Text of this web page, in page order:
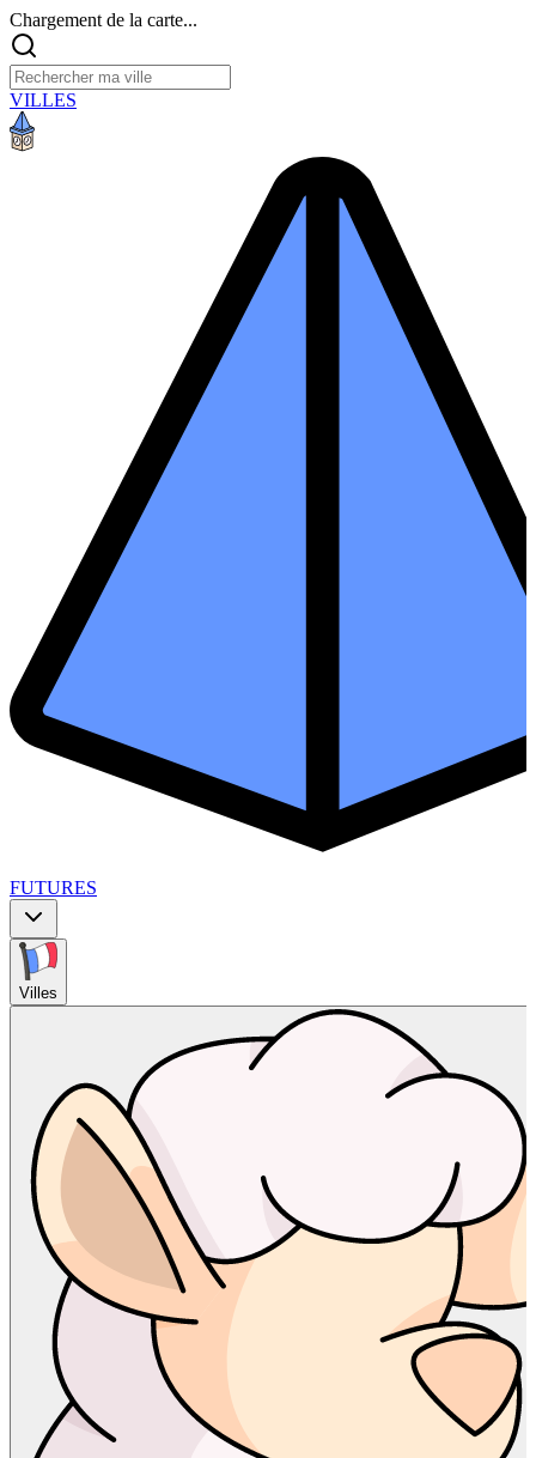
Chargement de la carte...
VILLES
FUTURES
Villes